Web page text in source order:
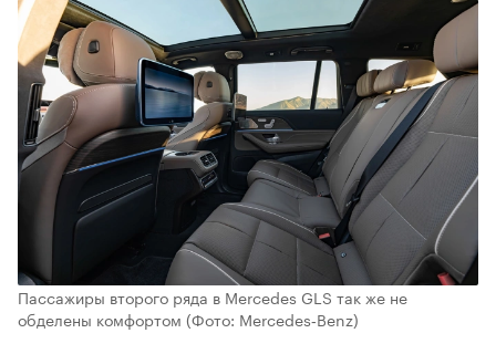
Пассажиры второго ряда в Mercedes GLS так же не
обделены комфортом (Фото: Mercedes‑Benz)